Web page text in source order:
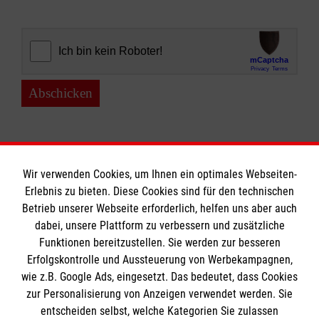
Abschicken
Informationen
Impressum
Datenschutz
Kontakt
Die Malteser
Wir verwenden Cookies, um Ihnen ein optimales Webseiten-
Erlebnis zu bieten. Diese Cookies sind für den technischen
Betrieb unserer Webseite erforderlich, helfen uns aber auch
dabei, unsere Plattform zu verbessern und zusätzliche
Funktionen bereitzustellen. Sie werden zur besseren
Erfolgskontrolle und Aussteuerung von Werbekampagnen,
wie z.B. Google Ads, eingesetzt. Das bedeutet, dass Cookies
zur Personalisierung von Anzeigen verwendet werden. Sie
entscheiden selbst, welche Kategorien Sie zulassen